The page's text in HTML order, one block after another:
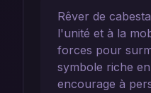
Rêver de
l'unité et à la
forces pour
symbole riche
encourage à